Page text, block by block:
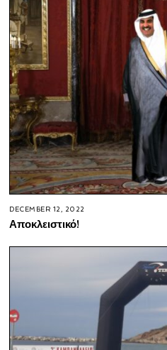
DECEMBER 12, 2022
Αποκλειστικό!